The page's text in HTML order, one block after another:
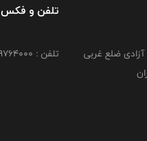
ضلع غربی
تلفن و فکس
تلفن : 02149764000